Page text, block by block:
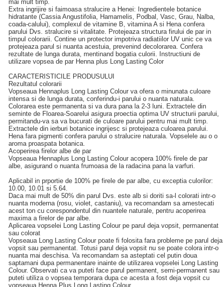
mai mult timp.
Extra ingrijire si faimoasa stralucire a Henei: Ingredientele botanice
hidratante (Cassia Angustifolia, Hamamelis, Podbal, Vasc, Grau, Nalba,
coada-calului), complexul de vitamine B, vitamina A si Hena confera
parului Dvs. stralucire si vitalitate. Protejeaza structura firului de par in
timpul colorarii. Contine un protector impotriva radiatiilor UV unic ce va
protejeaza parul si nuanta acestuia, prevenind decolorarea. Confera
rezultate de lunga durata, mentinand bogatia culorii. Instructiuni de
utilizare vopsea de par Henna plus Long Lasting Color
CARACTERISTICILE PRODUSULUI
Rezultatul colorarii
Vopseaua Hennaplus Long Lasting Colour va ofera o minunata culoare
intensa si de lunga durata, conferindu-i parului o nuanta naturala.
Colorarea este permanenta si va dura pana la 2-3 luni. Extractele din
seminte de Floarea-Soarelui asigura proectia optima UV structurii parului,
permitandu-va sa va bucurati de culoare parului pentru mai mult timp.
Extractele din ierburi botanice ingrijesc si protejeaza culoarea parului.
Hena fara pigmenti confera parului o stralucire naturala. Vopselele au o o
aroma proaspata botanica.
Acoperirea firelor albe de par
Vopseaua Hennaplus Long Lasting Colour acopera 100% firele de par
albe, asigurand o nuanta frumoasa de la radacina pana la varfuri.
Aplicabil in prportie de 100% pe firele de par albe, cu exceptia culorilor:
10.00, 10.01 si 5.64.
Daca mai mult de 50% din parul Dvs. este alb si doriti sa-l colorati intr-o
nuanta moderna (rosu, violet, castaniu), va recomandam sa amestecati
acest ton cu corespondentul din nuantele naturale, pentru acoperirea
maxima a firelor de par albe.
Aplicarea vopselei Long Lasting Colour pe parul deja vopsit, permanentat
sau colorat
Vopseaua Long Lasting Colour poate fi folosita fara probleme pe parul deja
vopsit sau permanentat. Totusi parul deja vopsit nu se poate colora intr-o
nuanta mai deschisa. Va recomandam sa asteptati cel putin doua
saptamani dupa permanentare inainte de utilizarea vopselei Long Lasting
Colour. Observati ca va puteti face parul permanent, semi-permanent sau
puteti utiliza o vopsea temporara dupa ce acesta a fost deja vopsit cu
vopseaua Henna Plus Long Lasting Colour.